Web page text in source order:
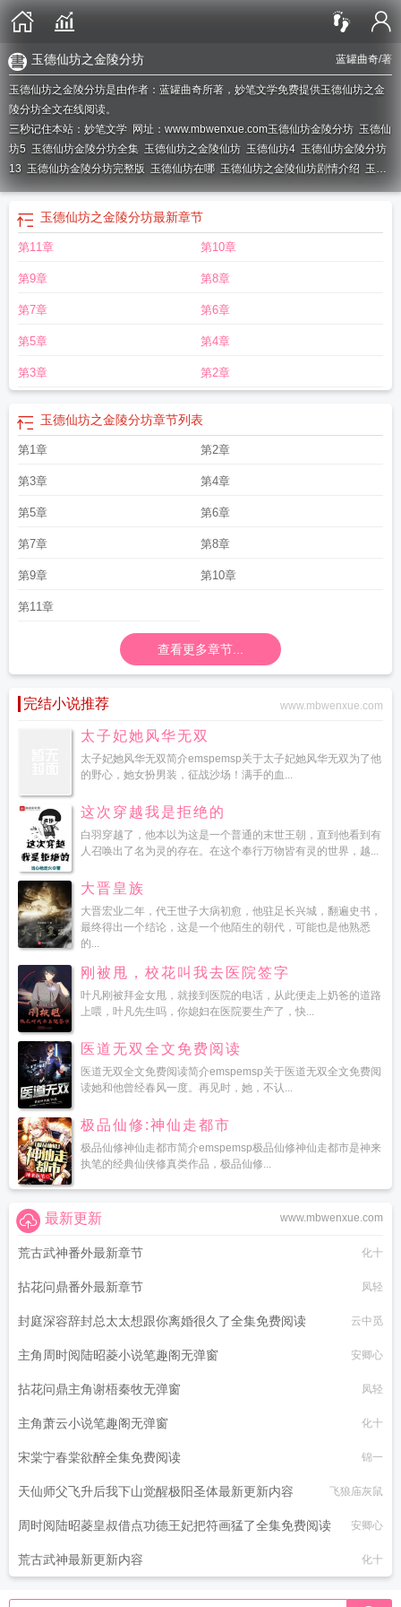
蓝罐曲奇/著
玉德仙坊之金陵分坊
玉德仙坊之金陵分坊是由作者：蓝罐曲奇所著，妙笔文学免费提供玉德仙坊之金
陵分坊全文在线阅读。
三秒记住本站：妙笔文学 网址：www.mbwenxue.com玉德仙坊金陵分坊 玉德仙
坊5 玉德仙坊金陵分坊全集 玉德仙坊之金陵仙坊 玉德仙坊4 玉德仙坊金陵分坊
13 玉德仙坊金陵分坊完整版 玉德仙坊在哪 玉德仙坊之金陵仙坊剧情介绍 玉德
仙坊续玉德仙坊之金陵仙坊蓝罐玉德仙坊06玉德仙坊目录玉德仙坊仙子玉德
金陵仙坊之玉德仙坊 玉德仙坊之妙玉坊
05 玉德仙坊金陵仙坊
玉德仙坊之金陵分坊最新章节
第11章 第10章
第9章 第8章
第7章 第6章
第5章 第4章
第3章 第2章
玉德仙坊之金陵分坊章节列表
第1章 第2章
第3章 第4章
第5章 第6章
第7章 第8章
第9章 第10章
第11章
查看更多章节...
完结小说推荐 www.mbwenxue.com
太子妃她风华无双
太子妃她风华无双简介emspemsp关于太子妃她风华无双为了他
的野心，她女扮男装，征战沙场！满手的血...
这次穿越我是拒绝的
白羽穿越了，他本以为这是一个普通的末世王朝，直到他看到有
人召唤出了名为灵的存在。在这个奉行万物皆有灵的世界，越...
大晋皇族
大晋宏业二年，代王世子大病初愈，他驻足长兴城，翻遍史书，
最终得出一个结论，这是一个他陌生的朝代，可能也是他熟悉
的...
刚被甩，校花叫我去医院签字
叶凡刚被拜金女甩，就接到医院的电话，从此便走上奶爸的道路
上喂，叶凡先生吗，你媳妇在医院要生产了，快...
医道无双全文免费阅读
医道无双全文免费阅读简介emspemsp关于医道无双全文免费阅
读她和他曾经春风一度。再见时，她，不认...
极品仙修:神仙走都市
极品仙修神仙走都市简介emspemsp极品仙修神仙走都市是神来
执笔的经典仙侠修真类作品，极品仙修...
www.mbwenxue.com
最新更新
荒古武神番外最新章节 化十
拈花问鼎番外最新章节 凤轻
封庭深容辞封总太太想跟你离婚很久了全集免费阅读 云中觅
主角周时阅陆昭菱小说笔趣阁无弹窗 安卿心
拈花问鼎主角谢梧秦牧无弹窗 凤轻
主角萧云小说笔趣阁无弹窗 化十
宋棠宁春棠欲醉全集免费阅读 锦一
天仙师父飞升后我下山觉醒极阳圣体最新更新内容 飞狼庙灰鼠
周时阅陆昭菱皇叔借点功德王妃把符画猛了全集免费阅读 安卿心
荒古武神最新更新内容 化十